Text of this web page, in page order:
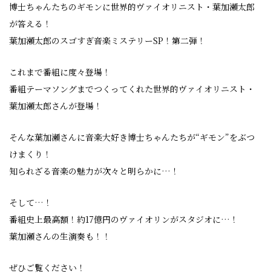
博士ちゃんたちのギモンに世界的ヴァイオリニスト・葉加瀬太郎
が答える！
葉加瀬太郎のスゴすぎ音楽ミステリーSP！第二弾！
これまで番組に度々登場！
番組テーマソングまでつくってくれた世界的ヴァイオリニスト・
葉加瀬太郎さんが登場！
そんな葉加瀬さんに音楽大好き博士ちゃんたちが“ギモン”をぶつ
けまくり！
知られざる音楽の魅力が次々と明らかに…！
そして…！
番組史上最高額！約17億円のヴァイオリンがスタジオに…！
葉加瀬さんの生演奏も！！
ぜひご覧ください！